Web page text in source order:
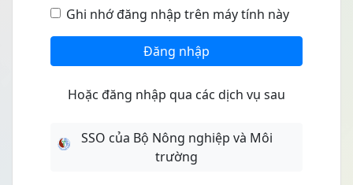
Ghi nhớ đăng nhập trên máy tính này
Đăng nhập
Hoặc đăng nhập qua các dịch vụ sau
SSO của Bộ Nông nghiệp và Môi
trường